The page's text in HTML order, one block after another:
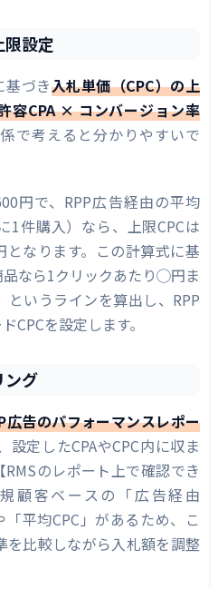
限設定
基づき入札単価（CPC）の上
容CPA × コンバージョン率
で考えると分かりやすいで
円で、RPP広告経由の平均
1件購入）なら、上限CPCは
なります。この計算式に基
なら1クリックあたり◯円ま
いうラインを算出し、RPP
CPCを設定します。
ング
広告のパフォーマンスレポー
設定したCPAやCPC内に収ま
のレポート上で確認でき
顧客ベースの「広告経由
平均CPC」があるため、こ
を比較しながら入札額を調整